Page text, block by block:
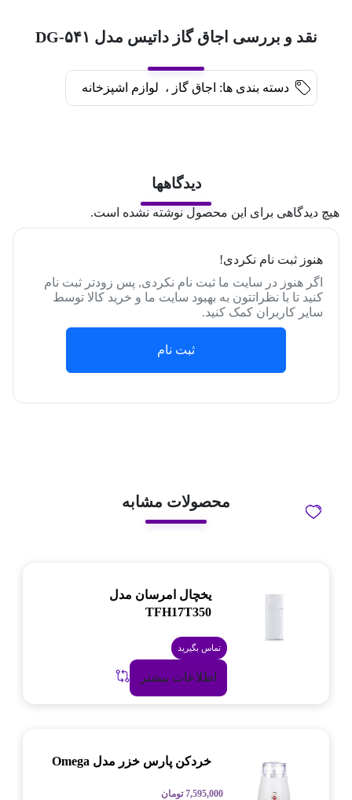
نقد و بررسی اجاق گاز داتیس مدل DG-۵۴۱
دسته بندی ها: اجاق گاز ، لوازم اشپزخانه
دیدگاهها
هیچ دیدگاهی برای این محصول نوشته نشده است.
هنوز ثبت نام نکردی!
اگر هنوز در سایت ما ثبت نام نکردی, پس زودتر ثبت نام
کنید تا با نظراتتون به بهبود سایت ما و خرید کالا توسط
سایر کاربران کمک کنید.
ثبت نام
محصولات مشابه
یخچال امرسان مدل
TFH17T350
تماس بگیرید
اطلاعات بیشتر
خردکن پارس خزر مدل Omega
7,595,000 تومان